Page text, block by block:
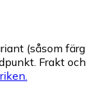
(såsom färg
Frakt och